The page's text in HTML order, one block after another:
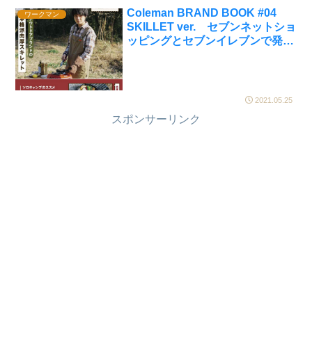
ワークマン
Coleman BRAND BOOK #04
SKILLET ver. セブンネットショ
ッピングとセブンイレブンで発売
2021.05.25
スポンサーリンク